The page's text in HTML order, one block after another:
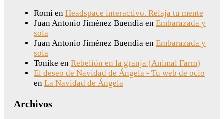
Romi en Headspace interactivo. Relaja tu mente
Juan Antonio Jiménez Buendia en Embarazada y
sola
Juan Antonio Jiménez Buendia en Embarazada y
sola
Tonike en Rebelión en la granja (Animal Farm)
El deseo de Navidad de Ángela - Tu web de ocio
en La Navidad de Ángela
Archivos